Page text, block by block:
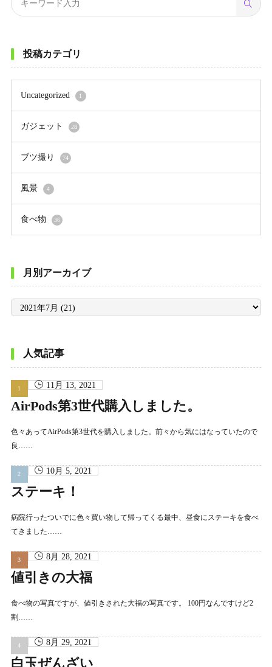
投稿カテゴリ
Uncategorized 1
ガジェット 28
ブツ撮り 74
風景 4
食べ物 36
月別アーカイブ
月
ア
ブ
人気記事
11月 13, 2021
AirPods第3世代購入しました。
色々あってAirPods第3世代を購入しました。前々から気にはなっていたので
良……
10月 5, 2021
ステーキ！
病院行ったついでに色々買い物して帰ってくる最中、昼食にステーキを食べ
てきました……
8月 28, 2021
値引きの大福
食べ物の写真ですが、値引きされた大福の写真です。 100円なんですけど2
割……
8月 29, 2021
白玉ぜんざい